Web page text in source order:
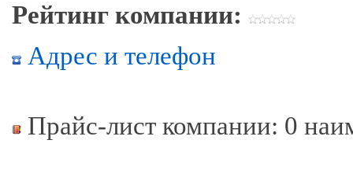
Рейтинг компании:
Адрес и телефон
Прайс-лист компании: 0